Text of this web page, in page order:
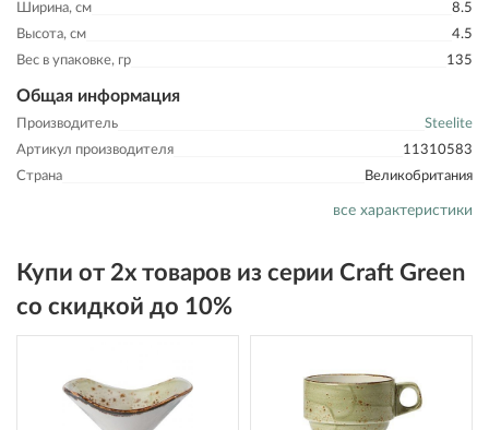
Ширина, см
8.5
Высота, см
4.5
Вес в упаковке, гр
135
Общая информация
Производитель
Steelite
Артикул производителя
11310583
Страна
Великобритания
все характеристики
Купи от 2х товаров из серии Craft Green
со скидкой до 10%